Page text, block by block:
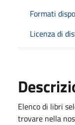
Formati
Licenza di
Elenco di libri
trovare nella